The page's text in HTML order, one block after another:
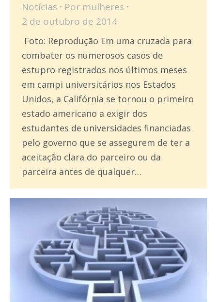
Notícias Por mulheres
2 de outubro de 2014
Foto: Reprodução Em uma cruzada para
combater os numerosos casos de
estupro registrados nos últimos meses
em campi universitários nos Estados
Unidos, a Califórnia se tornou o primeiro
estado americano a exigir dos
estudantes de universidades financiadas
pelo governo que se assegurem de ter a
aceitação clara do parceiro ou da
parceira antes de qualquer…